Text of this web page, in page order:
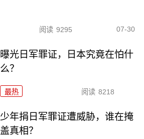
阅读 9295 07-30
曝光日军罪证，日本究竟在怕什
么？
最热 阅读 8218
少年捐日军罪证遭威胁，谁在掩
盖真相？